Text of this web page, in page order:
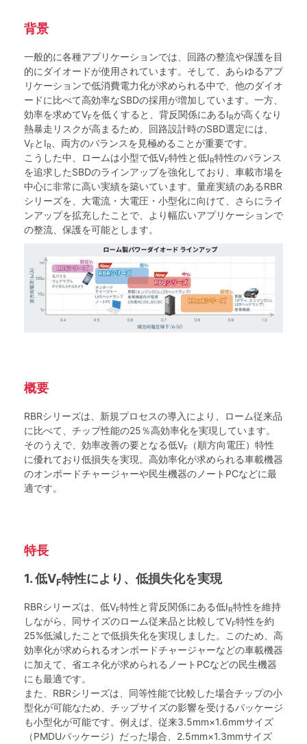
背景
一般的に各種アプリケーションでは、回路の整流や保護を目
的にダイオードが使用されています。そして、あらゆるアプ
リケーションで低消費電力化が求められる中で、他のダイオ
ードに比べて高効率なSBDの採用が増加しています。一方、
効率を求めてVFを低くすると、背反関係にあるIRが高くなり
熱暴走リスクが高まるため、回路設計時のSBD選定には、
VFとIR
、両方のバランスを見極めることが重要です。
こうした中、ロームは小型で低VF特性と低IR特性のバランス
を追求したSBDのラインアップを強化しており、車載市場を
中心に非常に高い実績を築いています。量産実績のあるRBR
シリーズを、大電流・大電圧・小型化に向けて、さらにライ
ンアップを拡充したことで、より幅広いアプリケーションで
の整流、保護を可能とします。
概要
RBRシリーズは、新規プロセスの導入により、ローム従来品
に比べて、チップ性能の25％高効率化を実現しています。
そのうえで、効率改善の要となる低VF
（順方向電圧）特性
に優れており低損失を実現。高効率化が求められる車載機器
のオンボードチャージャーや民生機器のノートPCなどに最
適です。
特長
1. 低VF特性により、低損失化を実現
RBRシリーズは、低VF特性と背反関係にある低IR特性を維持
しながら、同サイズのローム従来品と比較してVF特性を約
25%低減したことで低損失化を実現しました。このため、高
効率化が求められるオンボードチャージャーなどの車載機器
に加えて、省エネ化が求められるノートPCなどの民生機器
にも最適です。
また、RBRシリーズは、同等性能で比較した場合チップの小
型化が可能なため、チップサイズの影響を受けるパッケージ
も小型化が可能です。例えば、従来3.5mm×1.6mmサイズ
（PMDUパッケージ）だった場合、2.5mm×1.3mmサイズ